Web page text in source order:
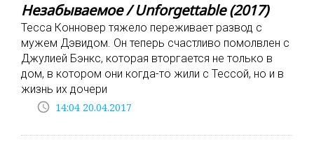
Незабываемое / Unforgettable (2017)
Тесса Конновер тяжело переживает развод с
мужем Дэвидом. Он теперь счастливо помолвлен с
Джулией Бэнкс, которая вторгается не только в
дом, в котором они когда-то жили с Тессой, но и в
жизнь их дочери
access_time 14:04 20.04.2017